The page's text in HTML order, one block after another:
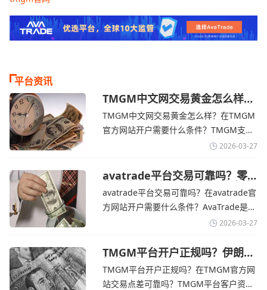
平台资讯
TMGM中文网交易黄金怎么样？
金价下跌，市场评估伊朗停火前
景-TMGM官网
TMGM中文网交易黄金怎么样？在TMGM
官方网站开户需要什么条件？‌‌‌TMGM支持
全球主流的MT4/MT5平台，同时提供功能
险管理工具。通过TMGM官网交易资讯了
解，金价周四回落，受​美元走强和油价上
涨，使通胀担忧保持不变‌对加息的持续预
2026-03-27
avatrade平台交易可靠吗？零
售企业称中东地区冲突正推高成
本avatrade官网
avatrade平台交易可靠吗？在avatrade官
方网站开户需要什么条件？‌‌‌AvaTrade是一
个在交易优势和可靠性两方面都非常均衡
在学习和探索中成长的新手交易者。通过
avatrade官网交易资讯了解，零售企业警
告称，中东地区的冲突正在推高成本，如
2026-03-27
TMGM平台开户正规吗？伊朗仍
拒绝与美国直接谈判-TMGM官
网
TMGM平台开户正规吗？在TMGM官方网
站交易点差可靠吗？‌‌‌TMGM平台客户资金